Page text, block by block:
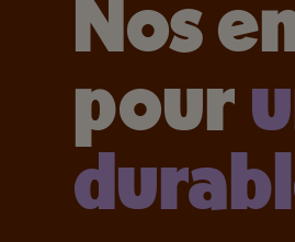
pour